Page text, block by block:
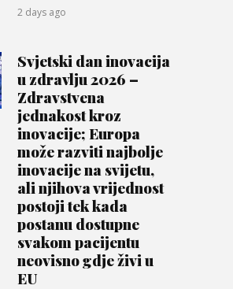
2 days ago
Svjetski dan inovacija
u zdravlju 2026 –
Zdravstvena
jednakost kroz
inovacije; Europa
može razviti najbolje
inovacije na svijetu,
ali njihova vrijednost
postoji tek kada
postanu dostupne
svakom pacijentu
neovisno gdje živi u
EU